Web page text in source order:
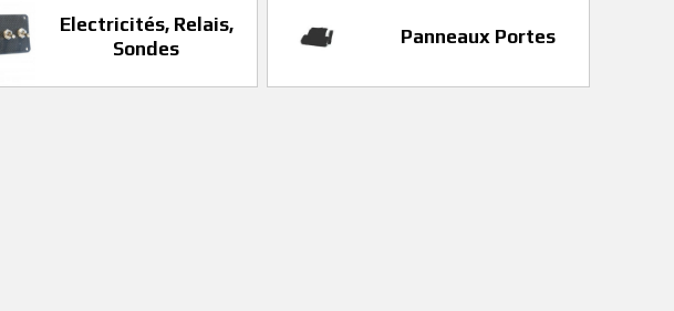
Electricités, Relais,
Sondes
Panneaux Portes